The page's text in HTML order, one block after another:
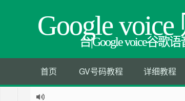
Google
台|Google voice谷歌
首页 GV号码教程 详细教程